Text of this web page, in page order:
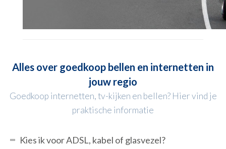
Alles over goedkoop bellen en internetten in
jouw regio
Goedkoop internetten, tv-kijken en bellen? Hier vind je
praktische informatie
Kies ik voor ADSL, kabel of glasvezel?